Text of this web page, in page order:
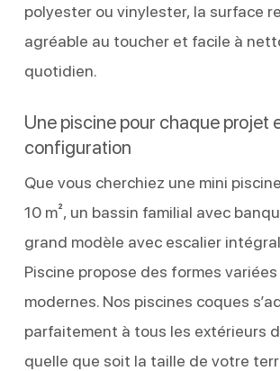
polyester ou vinylester, la surface
agréable au toucher et facile à
quotidien.
Une piscine pour chaque projet
configuration
Que vous cherchiez une mini
10 m², un bassin familial avec
grand modèle avec escalier
Piscine propose des formes
modernes. Nos piscines coques
parfaitement à tous les extérieurs
quelle que soit la taille de votre